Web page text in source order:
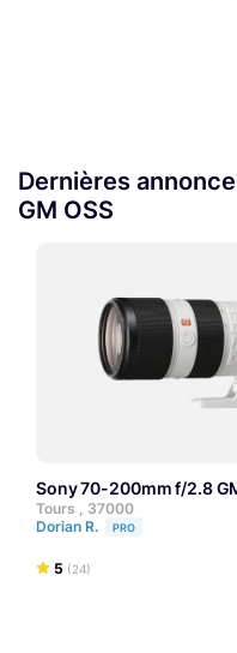
Dernières
GM OSS
Sony 70-200mm f/2.8
Tours , 37000
Dorian R.
PRO
5 (24)